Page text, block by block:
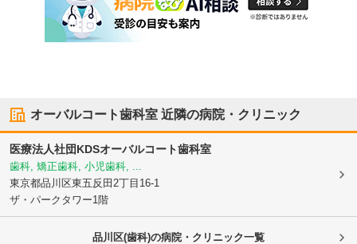
オーバルコート歯科室 近隣の病院・クリニック
医療法人社団KDSオーバルコート歯科室
歯科, 矯正歯科, 小児歯科, ...
東京都品川区東五反田2丁目16-1
ザ・パークタワー1階
品川区(歯科)の病院・クリニック一覧